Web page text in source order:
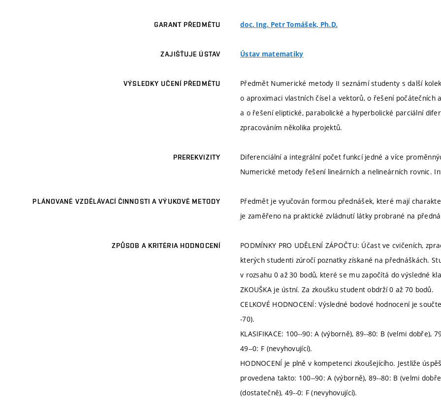
GARANT PŘEDMĚTU doc. Ing. Petr Tomášek, Ph.D.
ZAJIŠŤUJE ÚSTAV Ústav matematiky
VÝSLEDKY UČENÍ PŘEDMĚTU
Předmět Numerické metody II seznámí studenty s další
o aproximaci vlastních čísel a vektorů, o řešení počátečních
a o řešení eliptické, parabolické a hyperbolické parciální
zpracováním několika projektů.
PREREKVIZITY
Diferenciální a integrální počet funkcí jedné a více
Numerické metody řešení lineárních a nelineárních rovnic.
PLÁNOVANÉ VZDĚLÁVACÍ ČINNOSTI A VÝUKOVÉ METODY
Předmět je vyučován formou přednášek, které mají
je zaměřeno na praktické zvládnutí látky probrané na
ZPŮSOB A KRITÉRIA HODNOCENÍ
PODMÍNKY PRO UDĚLENÍ ZÁPOČTU: Účast ve cvičeních,
kterých studenti zúročí poznatky získané na přednáškách.
v rozsahu 0 až 30 bodů, které se mu započítá do výsledné
ZKOUŠKA je ústní. Za zkoušku student obdrží 0 až 70 bodů.
CELKOVÉ HODNOCENÍ: Výsledné bodové hodnocení je
-70).
KLASIFIKACE: 100--90: A (výborně), 89--80: B (velmi dobře),
49--0: F (nevyhovující).
HODNOCENÍ je plně v kompetenci zkoušejícího. Jestliže
provedena takto: 100--90: A (výborně), 89--80: B (velmi
(dostatečně), 49--0: F (nevyhovující).